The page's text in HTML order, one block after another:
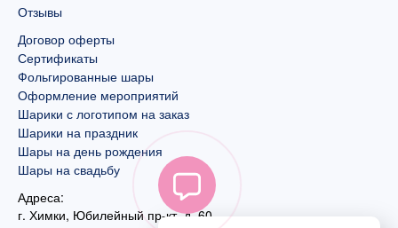
Отзывы
Договор оферты
Сертификаты
Фольгированные шары
Оформление мероприятий
Шарики с логотипом на заказ
Шарики на праздник
Шары на день рождения
Шары на свадьбу
Адреса:
г. Химки, Юбилейный пр-кт, д. 60